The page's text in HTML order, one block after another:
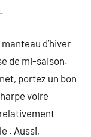
d’hiver
de mi-saison.
portez un bon
voire
. Aussi,